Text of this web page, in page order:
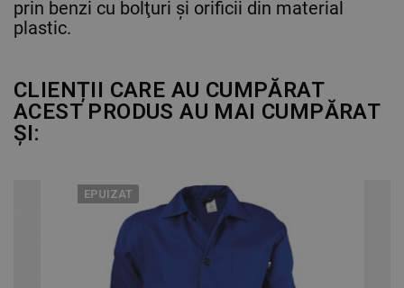
prin benzi cu bolţuri şi orificii din material
plastic.
CLIENȚII CARE AU CUMPĂRAT
ACEST PRODUS AU MAI CUMPĂRAT
ȘI:
EPUIZAT